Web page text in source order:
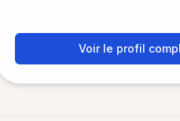
Voir le profil